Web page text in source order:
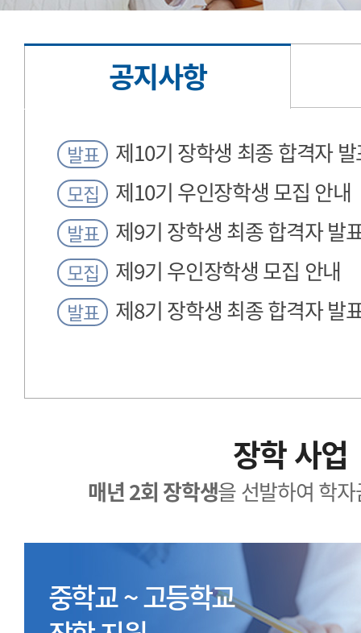
공지사항
공
지
사
항
발표 제10기 장학생 최종 합격자
모집 제10기 우인장학생 모집 안내
발표 제9기 장학생 최종 합격자 발
모집 제9기 우인장학생 모집 안내
발표 제8기 장학생 최종 합격자 발
장학 사업
매년 2회 장학생을 선발하여 학
중학교 ~ 고등학교